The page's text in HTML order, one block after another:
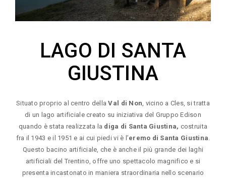
LAGO DI SANTA
GIUSTINA
Situato proprio al centro dellaVal di Non, vicino a Cles, si tratta
di un lago artificiale creato su iniziativa del Gruppo Edison
quando è stata realizzata la diga di Santa Giustina, costruita
fra il 1943 e il 1951 e ai cui piedi vi è l’eremo di Santa Giustina.
Questo bacino artificiale, che è anche il più grande dei laghi
artificiali del Trentino, offre uno spettacolo magnifico e si
presenta incastonato in maniera straordinaria nello scenario